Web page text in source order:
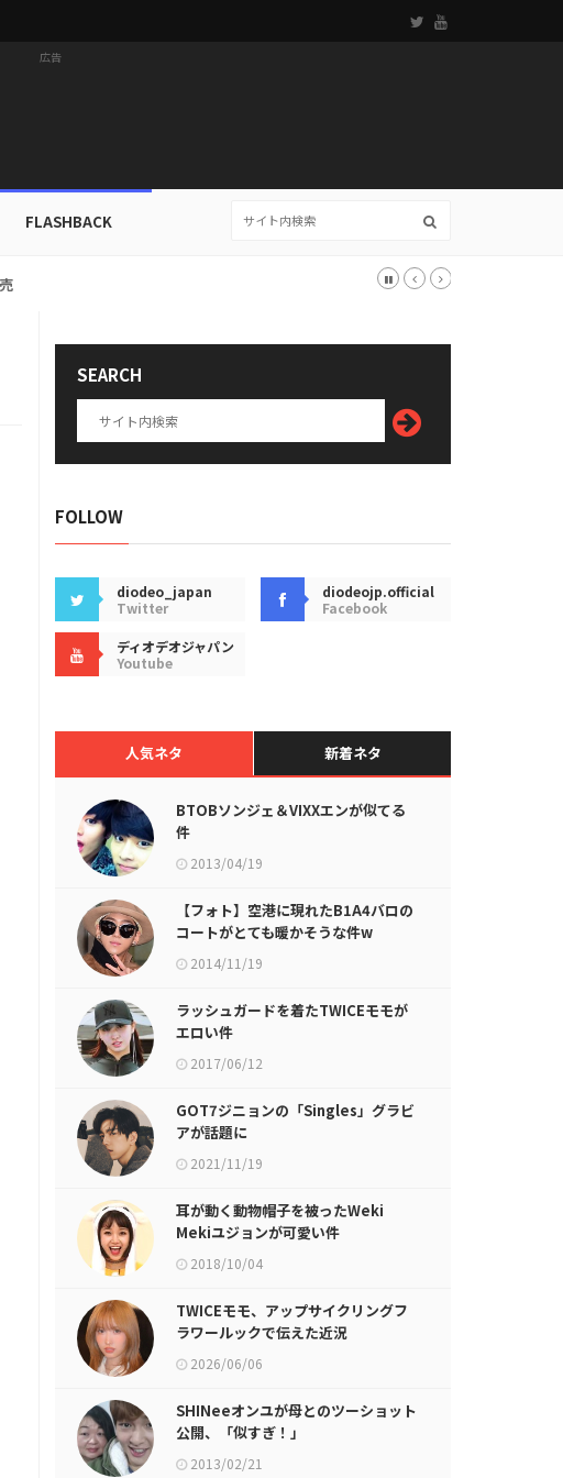
広告
FLASHBACK
SEARCH
FOLLOW
diodeo_japan
Twitter
diodeojp.official
Facebook
ディオデオジャパン
Youtube
人気ネタ 新着ネタ
BTOBソンジェ＆VIXXエンが似てる
件
2013/04/19
【フォト】空港に現れたB1A4バロの
コートがとても暖かそうな件w
2014/11/19
ラッシュガードを着たTWICEモモが
エロい件
2017/06/12
GOT7ジニョンの「Singles」グラビ
アが話題に
2021/11/19
耳が動く動物帽子を被ったWeki
Mekiユジョンが可愛い件
2018/10/04
TWICEモモ、アップサイクリングフ
ラワールックで伝えた近況
2026/06/06
SHINeeオンユが母とのツーショット
公開、「似すぎ！」
2013/02/21